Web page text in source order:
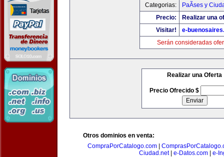
Categorias:
PaÃ­ses y
Precio:
Realizar una
Visitar!
e-
Serán consideradas
Realizar una Oferta
Precio Ofrecido $
Otros dominios en venta:
CompraPorCatalogo.com|
Ciudad.net| e-Datos.com| e-